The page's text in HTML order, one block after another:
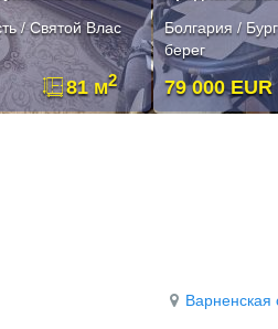
/ Святой Влас
81 м2
Болгария /
берег
79 000 EUR
Варненская